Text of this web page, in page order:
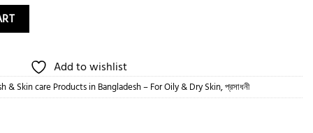
Shower Gel quantity
Add to wishlist
& Skin care Products in Bangladesh – For Oily & Dry Skin,প্রসাধনী